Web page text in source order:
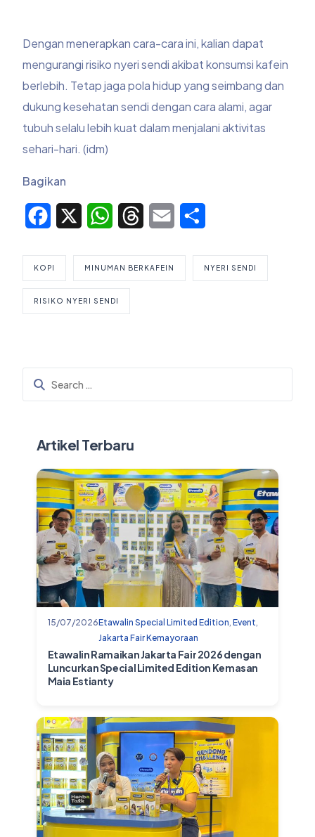
Dengan menerapkan cara-cara ini, kalian dapat
mengurangi risiko nyeri sendi akibat konsumsi kafein
berlebih. Tetap jaga pola hidup yang seimbang dan
dukung kesehatan sendi dengan cara alami, agar
tubuh selalu lebih kuat dalam menjalani aktivitas
sehari-hari. (idm)
Bagikan
Facebook WhatsAppThreadsEmail
KOPI MINUMAN BERKAFEIN NYERI SENDI
RISIKO NYERI SENDI
Artikel Terbaru
15/07/2026Etawalin Special Limited Edition Event
Jakarta Fair Kemayoraan
Etawalin Ramaikan Jakarta Fair 2026 dengan
Luncurkan Special Limited Edition Kemasan
Maia Estianty